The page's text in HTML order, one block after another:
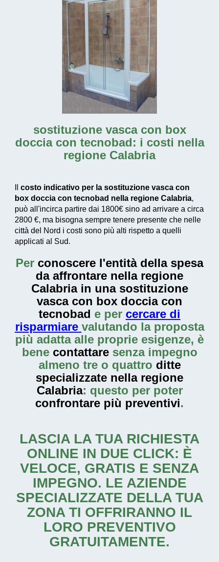
sostituzione vasca con box
doccia con tecnobad: i costi nella
regione Calabria
costo indicativo per la sostituzione vasca con
box doccia con tecnobad nella regione Calabria,
può all'incirca partire dai 1800€ sino ad arrivare a circa
2800 €, ma bisogna sempre tenere presente che nelle
città del Nord i costi sono più alti rispetto a quelli
applicati al Sud.
Per conoscere l'entità della spesa
da affrontare nella regione
Calabria in una sostituzione
vasca con box doccia con
tecnobad e per cercare di
risparmiare valutando la proposta
più adatta alle proprie esigenze, è
bene contattaresenza impegno
almeno tre o quattro ditte
specializzate nella regione
Calabria: questo per poter
confrontare più preventivi.
LASCIA LA TUA RICHIESTA
ONLINE IN DUE CLICK: È
VELOCE, GRATIS E SENZA
IMPEGNO. LE AZIENDE
SPECIALIZZATE DELLA TUA
ZONA TI OFFRIRANNO IL
LORO PREVENTIVO
GRATUITAMENTE.